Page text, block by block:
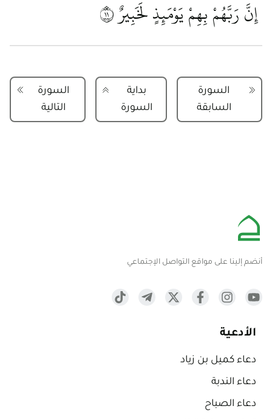
إِنَّ رَبَّهُمْ بِهِمْ يَوْمَئِذٍ لَخَبِيرٌ١١
السورة
السابقة
بداية
السورة
السورة
التالية
أنضم إلينا على مواقع التواصل الإجتماعي
الأدعية
دعاء كميل بن زياد
دعاء الندبة
دعاء الصباح